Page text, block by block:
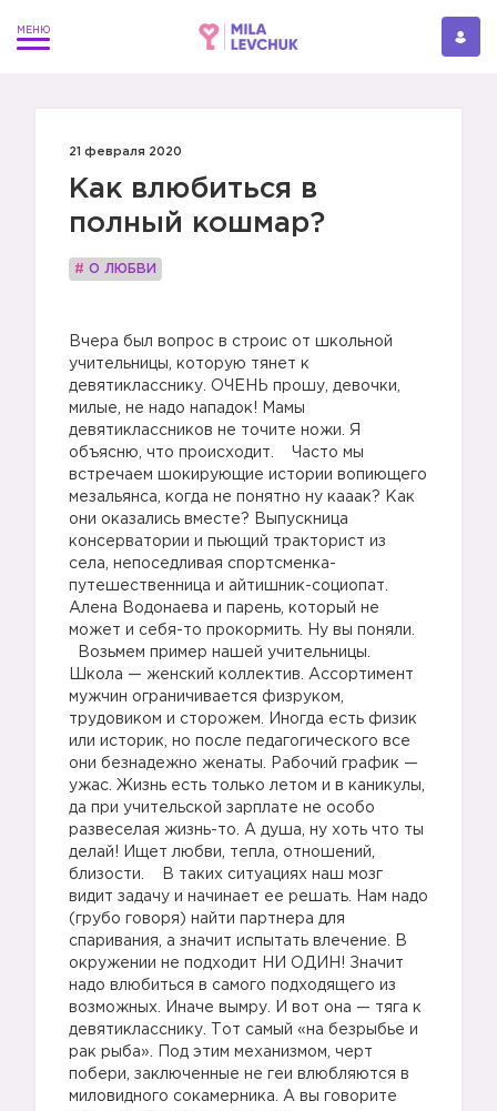
21 февраля 2020
Как влюбиться в
полный кошмар?
# О ЛЮБВИ
Вчера был вопрос в строис от школьной
учительницы, которую тянет к
девятикласснику. ОЧЕНЬ прошу, девочки,
милые, не надо нападок! Мамы
девятиклассников не точите ножи. Я
объясню, что происходит. Часто мы
встречаем шокирующие истории вопиющего
мезальянса, когда не понятно ну кааак? Как
они оказались вместе? Выпускница
консерватории и пьющий тракторист из
села, непоседливая спортсменка-
путешественница и айтишник-социопат.
Алена Водонаева и парень, который не
может и себя-то прокормить. Ну вы поняли.
Возьмем пример нашей учительницы.
Школа — женский коллектив. Ассортимент
мужчин ограничивается физруком,
трудовиком и сторожем. Иногда есть физик
или историк, но после педагогического все
они безнадежно женаты. Рабочий график —
ужас. Жизнь есть только летом и в каникулы,
да при учительской зарплате не особо
развеселая жизнь-то. А душа, ну хоть что ты
делай! Ищет любви, тепла, отношений,
близости. В таких ситуациях наш мозг
видит задачу и начинает ее решать. Нам надо
(грубо говоря) найти партнера для
спаривания, а значит испытать влечение. В
окружении не подходит НИ ОДИН! Значит
надо влюбиться в самого подходящего из
возможных. Иначе вымру. И вот она — тяга к
девятикласснику. Тот самый «на безрыбье и
рак рыба». Под этим механизмом, черт
побери, заключенные не геи влюбляются в
миловидного сокамерника. А вы говорите